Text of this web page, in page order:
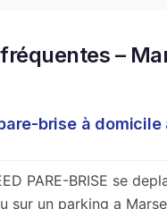
–
brise à domicile
PARE-BRISE se
sur un parking a